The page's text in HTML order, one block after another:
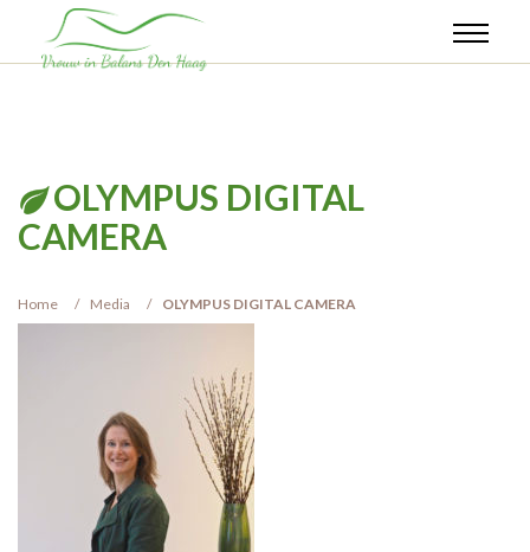
OLYMPUS DIGITAL
CAMERA
Home Media OLYMPUS DIGITAL CAMERA